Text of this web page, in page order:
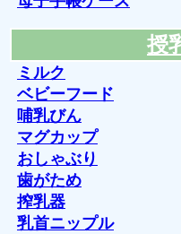
授
ミルク
ベビーフード
哺乳びん
マグカップ
おしゃぶり
歯がため
搾乳器
乳首ニップル